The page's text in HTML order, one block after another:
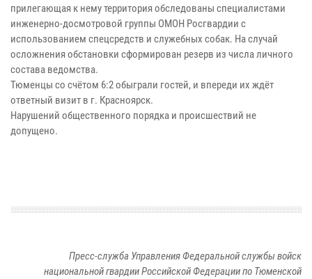
прилегающая к нему территория обследованы специалистами
инженерно-досмотровой группы ОМОН Росгвардии с
использованием спецсредств и служебных собак. На случай
осложнения обстановки сформирован резерв из числа личного
состава ведомства.
Тюменцы со счётом 6:2 обыграли гостей, и впереди их ждёт
ответный визит в г. Красноярск.
Нарушений общественного порядка и происшествий не
допущено.
Пресс-служба Управления Федеральной службы войск
национальной гвардии Российской Федерации по Тюменской